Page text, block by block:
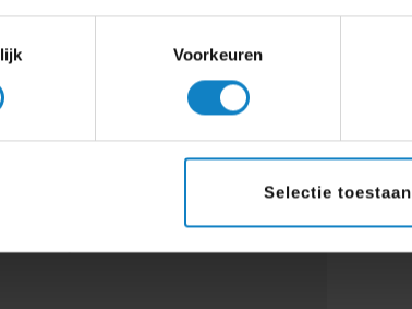
Voorkeuren
Selectie toestaan
aan de vestiging, de
tot en met de levering zijn we
en de vriendelijkheid van
Migrante te Amsterdam veel